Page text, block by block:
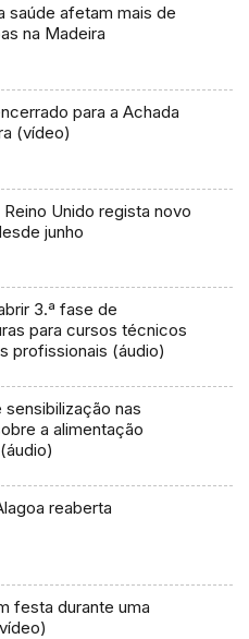
saúde afetam mais de
na Madeira
para a Achada
(vídeo)
Unido regista novo
junho
3.ª fase de
para cursos técnicos
profissionais (áudio)
nas
a alimentação
reaberta
festa durante uma